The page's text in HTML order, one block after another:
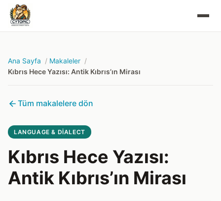
Ana Sayfa
Makaleler
Kıbrıs Hece Yazısı: Antik Kıbrıs’ın Mirası
Tüm makalelere dön
LANGUAGE & DIALECT
Kıbrıs Hece Yazısı:
Antik Kıbrıs’ın Mirası